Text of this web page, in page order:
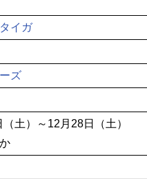
イガ
ズ
土）～12月28日（土）